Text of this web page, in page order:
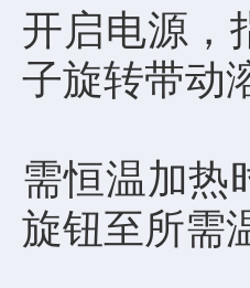
开启电源，
子旋转带动
需恒温加热
旋钮至所需